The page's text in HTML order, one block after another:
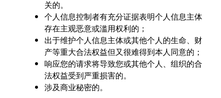
关的。
个人信息控制者有充分证据表明个人信息主体
存在主观恶意或滥用权利的；
出于维护个人信息主体或其他个人的生命、财
产等重大合法权益但又很难得到本人同意的；
响应您的请求将导致您或其他个人、组织的合
法权益受到严重损害的。
涉及商业秘密的。